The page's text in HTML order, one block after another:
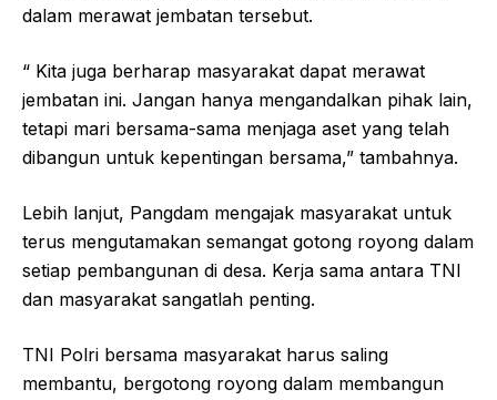
dalam merawat jembatan tersebut.
“ Kita juga berharap masyarakat dapat merawat
jembatan ini. Jangan hanya mengandalkan pihak lain,
tetapi mari bersama-sama menjaga aset yang telah
dibangun untuk kepentingan bersama,” tambahnya.
Lebih lanjut, Pangdam mengajak masyarakat untuk
terus mengutamakan semangat gotong royong dalam
setiap pembangunan di desa. Kerja sama antara TNI
dan masyarakat sangatlah penting.
TNI Polri bersama masyarakat harus saling
membantu, bergotong royong dalam membangun